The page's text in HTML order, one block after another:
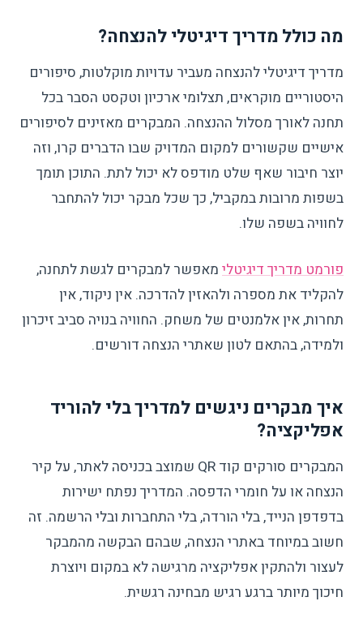
מה כולל מדריך דיגיטלי להנצחה?
מדריך דיגיטלי להנצחה מעביר עדויות מוקלטות, סיפורים
היסטוריים מוקראים, תצלומי ארכיון וטקסט הסבר בכל
תחנה לאורך מסלול ההנצחה. המבקרים מאזינים לסיפורים
אישיים שקשורים למקום המדויק שבו הדברים קרו, וזה
יוצר חיבור שאף שלט מודפס לא יכול לתת. התוכן תומך
בשפות מרובות במקביל, כך שכל מבקר יכול להתחבר
לחוויה בשפה שלו.
פורמט מדריך דיגיטלי מאפשר למבקרים לגשת לתחנה,
להקליד את מספרה ולהאזין להדרכה. אין ניקוד, אין
תחרות, אין אלמנטים של משחק. החוויה בנויה סביב זיכרון
ולמידה, בהתאם לטון שאתרי הנצחה דורשים.
איך מבקרים ניגשים למדריך בלי להוריד
אפליקציה?
המבקרים סורקים קוד QR שמוצב בכניסה לאתר, על קיר
הנצחה או על חומרי הדפסה. המדריך נפתח ישירות
בדפדפן הנייד, בלי הורדה, בלי התחברות ובלי הרשמה. זה
חשוב במיוחד באתרי הנצחה, שבהם הבקשה מהמבקר
לעצור ולהתקין אפליקציה מרגישה לא במקום ויוצרת
חיכוך מיותר ברגע רגיש מבחינה רגשית.